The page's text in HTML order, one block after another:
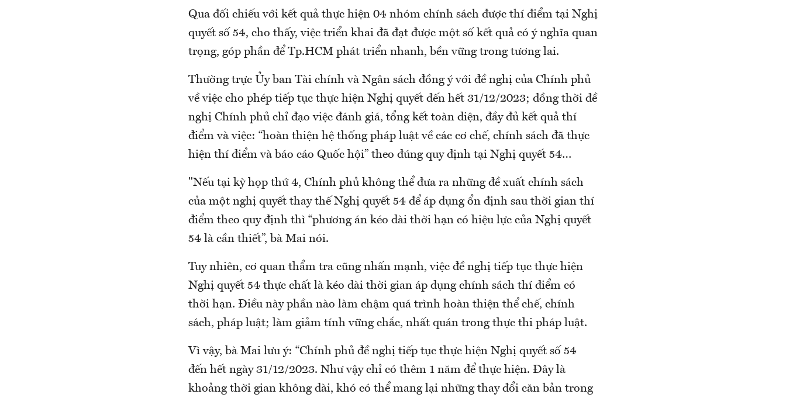
Qua đối chiếu với kết quả thực hiện 04 nhóm chính sách được thí điểm tại Nghị
quyết số 54, cho thấy, việc triển khai đã đạt được một số kết quả có ý nghĩa quan
trọng, góp phần để Tp.HCM phát triển nhanh, bền vững trong tương lai.
Thường trực Ủy ban Tài chính và Ngân sách đồng ý với đề nghị của Chính phủ
về việc cho phép tiếp tục thực hiện Nghị quyết đến hết 31/12/2023; đồng thời đề
nghị Chính phủ chỉ đạo việc đánh giá, tổng kết toàn diện, đầy đủ kết quả thí
điểm và việc: “hoàn thiện hệ thống pháp luật về các cơ chế, chính sách đã thực
hiện thí điểm và báo cáo Quốc hội” theo đúng quy định tại Nghị quyết 54…
"Nếu tại kỳ họp thứ 4, Chính phủ không thể đưa ra những đề xuất chính sách
của một nghị quyết thay thế Nghị quyết 54 để áp dụng ổn định sau thời gian thí
điểm theo quy định thì “phương án kéo dài thời hạn có hiệu lực của Nghị quyết
54 là cần thiết”, bà Mai nói.
Tuy nhiên, cơ quan thẩm tra cũng nhấn mạnh, việc đề nghị tiếp tục thực hiện
Nghị quyết 54 thực chất là kéo dài thời gian áp dụng chính sách thí điểm có
thời hạn. Điều này phần nào làm chậm quá trình hoàn thiện thể chế, chính
sách, pháp luật; làm giảm tính vững chắc, nhất quán trong thực thi pháp luật.
Vì vậy, bà Mai lưu ý: “Chính phủ đề nghị tiếp tục thực hiện Nghị quyết số 54
đến hết ngày 31/12/2023. Như vậy chỉ có thêm 1 năm để thực hiện. Đây là
khoảng thời gian không dài, khó có thể mang lại những thay đổi căn bản trong